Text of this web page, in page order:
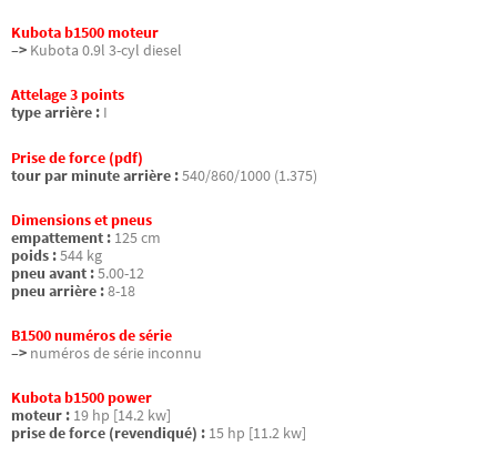
Kubota b1500 moteur
–> Kubota 0.9l 3-cyl diesel
Attelage 3 points
type arrière : I
Prise de force (pdf)
tour par minute arrière :540/860/1000 (1.375)
Dimensions et pneus
empattement : 125 cm
poids :544 kg
pneu avant :5.00-12
pneu arrière :8-18
B1500 numéros de série
–> numéros de série inconnu
Kubota b1500 power
moteur : 19 hp [14.2 kw]
prise de force (revendiqué) : 15 hp [11.2 kw]